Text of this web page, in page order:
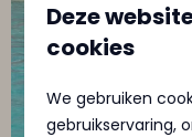
Deze
cookies
We gebruiken
gebruikservaring,